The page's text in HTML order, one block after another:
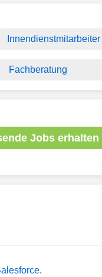
Innendienstmitarbeiter
Fachberatung
Jobs erhalten
.